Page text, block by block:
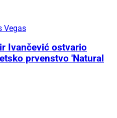
Vegas
Ivančević ostvario
prvenstvo 'Natural